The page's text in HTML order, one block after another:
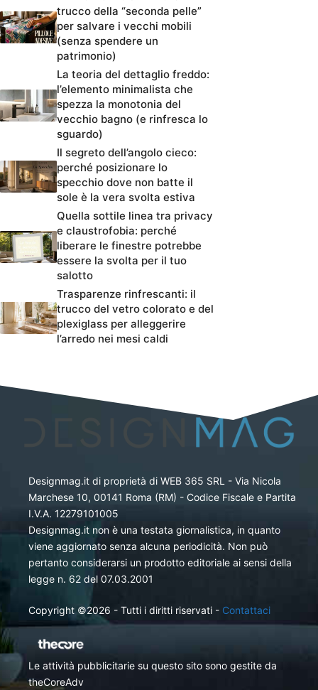
trucco della “seconda pelle”
per salvare i vecchi mobili
(senza spendere un
patrimonio)
La teoria del dettaglio freddo:
l’elemento minimalista che
spezza la monotonia del
vecchio bagno (e rinfresca lo
sguardo)
Il segreto dell’angolo cieco:
perché posizionare lo
specchio dove non batte il
sole è la vera svolta estiva
Quella sottile linea tra privacy
e claustrofobia: perché
liberare le finestre potrebbe
essere la svolta per il tuo
salotto
Trasparenze rinfrescanti: il
trucco del vetro colorato e del
plexiglass per alleggerire
l’arredo nei mesi caldi
Designmag.it di proprietà di WEB 365 SRL - Via Nicola
Marchese 10, 00141 Roma (RM) - Codice Fiscale e Partita
I.V.A. 12279101005
Designmag.it non è una testata giornalistica, in quanto
viene aggiornato senza alcuna periodicità. Non può
pertanto considerarsi un prodotto editoriale ai sensi della
legge n. 62 del 07.03.2001
Copyright ©2026 - Tutti i diritti riservati - Contattaci
Le attività pubblicitarie su questo sito sono gestite da
theCoreAdv